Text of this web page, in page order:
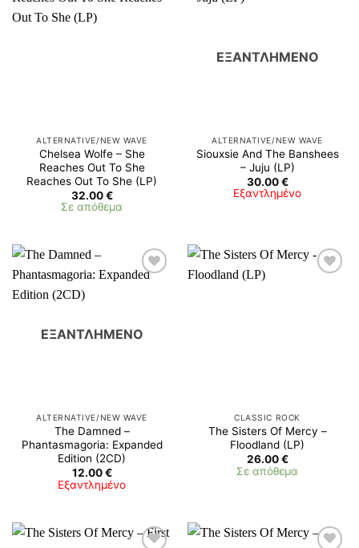
ALTERNATIVE/NEW WAVE
Chelsea Wolfe – She
Reaches Out To She
Reaches Out To She (LP)
32.00€
Σε απόθεμα
ΕΞΑΝΤΛΗΜΈΝΟ
ALTERNATIVE/NEW WAVE
Siouxsie And The Banshees
– Juju (LP)
30.00€
Εξαντλημένο
ΕΞΑΝΤΛΗΜΈΝΟ
ALTERNATIVE/NEW WAVE
The Damned ‎–
Phantasmagoria: Expanded
Edition (2CD)
12.00€
Εξαντλημένο
CLASSIC ROCK
The Sisters Of Mercy –
Floodland (LP)
26.00€
Σε απόθεμα